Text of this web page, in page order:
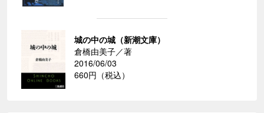
城の中の城（新潮文庫）
倉橋由美子／著
2016/06/03
660円（税込）